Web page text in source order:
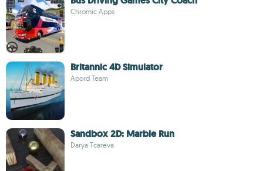
Chromic Apps
Britannic 4D Simulator
Apord Team
Sandbox 2D: Marble Run
Darya Tcareva